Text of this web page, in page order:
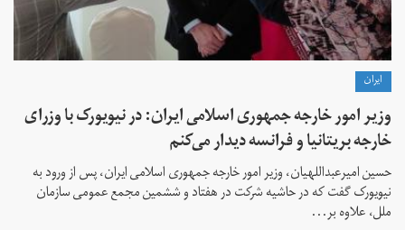
ايران
وزیر امور خارجه جمهوری اسلامی ایران: در نیویورک با وزرای
خارجه بریتانیا و فرانسه دیدار می‌کنم
حسین امیرعبداللهیان، وزیر امور خارجه جمهوری اسلامی ایران، پس از ورود به
نیویورک گفت که در حاشیه شرکت در هفتاد و ششمین مجمع عمومی سازمان
ملل، علاوه بر...